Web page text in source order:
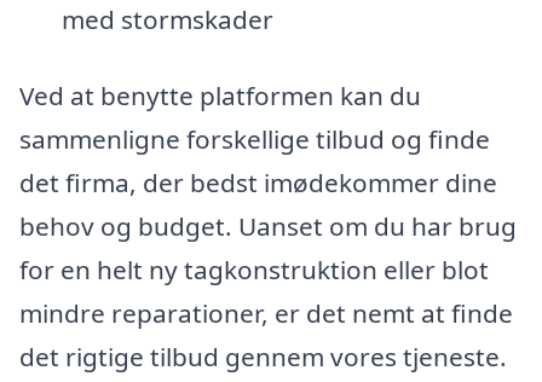
med stormskader
Ved at benytte platformen kan du
sammenligne forskellige tilbud og finde
det firma, der bedst imødekommer dine
behov og budget. Uanset om du har brug
for en helt ny tagkonstruktion eller blot
mindre reparationer, er det nemt at finde
det rigtige tilbud gennem vores tjeneste.